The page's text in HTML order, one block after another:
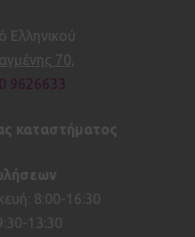
Ελληνικού
70,
9626633
καταστήματος
8:00-16:30
13:30